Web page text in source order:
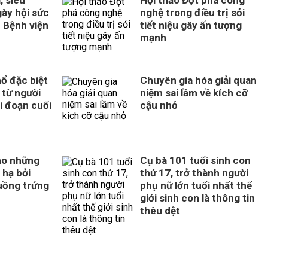
hội sức
viện
nghệ trong điều trị sỏi
tiết niệu gây ấn tượng
mạnh
đặc biệt
từ người
đoạn cuối
Chuyên gia hóa giải quan
niệm sai lầm về kích cỡ
cậu nhỏ
những
bởi
trứng
Cụ bà 101 tuổi sinh con
thứ 17, trở thành người
phụ nữ lớn tuổi nhất thế
giới sinh con là thông tin
thêu dệt